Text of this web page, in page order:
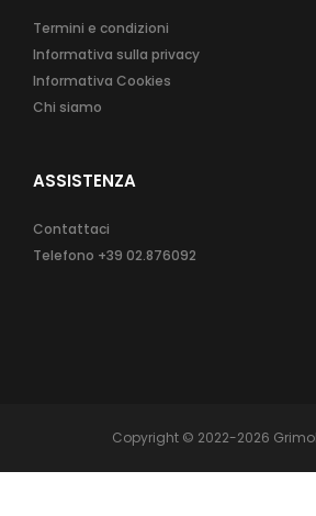
Termini e condizioni
Informativa sulla privacy
Informativa Cookies
Chi siamo
ASSISTENZA
Contattaci
Telefono +39 02.876092
Copyright © 2022-2026